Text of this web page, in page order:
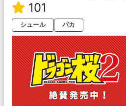
101
シュール
バカ